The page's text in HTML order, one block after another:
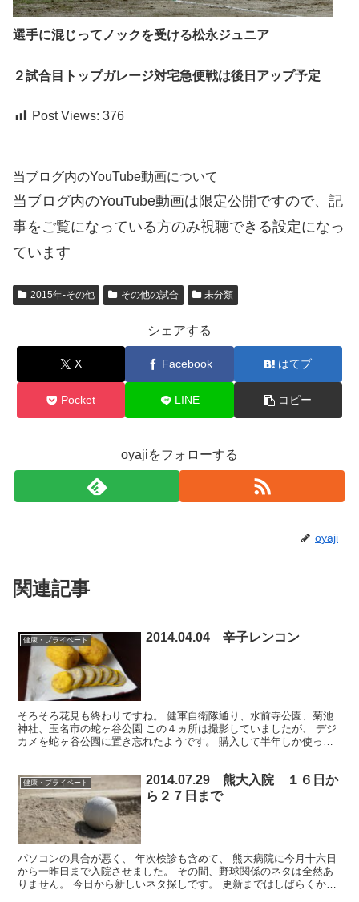
選手に混じってノックを受ける松永ジュニア
２試合目トップガレージ対宅急便戦は後日アップ予定
Post Views: 376
当ブログ内のYouTube動画について
当ブログ内のYouTube動画は限定公開ですので、記
事をご覧になっている方のみ視聴できる設定になっ
ています
2015年-その他 その他の試合 未分類
シェアする
X Facebook はてブ
Pocket LINE コピー
oyajiをフォローする
oyaji
関連記事
健康・プライベート 2014.04.04 辛子レンコン
そろそろ花見も終わりですね。 健軍自衛隊通り、水前寺公園、菊池
神社、玉名市の蛇ヶ谷公園 この４ヵ所は撮影していましたが、 デジ
カメを蛇ヶ谷公園に置き忘れたようです。 購入して半年しか使って
健康・プライベート
2014.07.29 熊大入院 １６日か
ら２７日まで
パソコンの具合が悪く、 年次検診も含めて、 熊大病院に今月十六日
から一昨日まで入院させました。 その間、野球関係のネタは全然あ
りません。 今日から新しいネタ探しです。 更新まではしばらくかか